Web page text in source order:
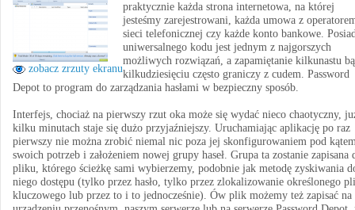
zobacz zrzuty ekranu
praktycznie każda strona internetowa, na której
jesteśmy zarejestrowani, każda umowa z
sieci telefonicznej czy każde konto bankowe.
uniwersalnego kodu jest jednym z najgorszych
możliwych rozwiązań, a zapamiętanie kilkunastu
kilkudziesięciu często graniczy z cudem. Password
Depot to program do zarządzania hasłami w bezpieczny sposób.
Interfejs, chociaż na pierwszy rzut oka może się wydać nieco chaotyczny,
kilku minutach staje się dużo przyjaźniejszy. Uruchamiając aplikację po raz
pierwszy nie można zrobić niemal nic poza jej skonfigurowaniem pod
swoich potrzeb i założeniem nowej grupy haseł. Grupa ta zostanie zapisana
pliku, którego ścieżkę sami wybierzemy, podobnie jak metodę zyskiwania
niego dostępu (tylko przez hasło, tylko przez zlokalizowanie określonego
kluczowego lub przez to i to jednocześnie). Ów plik możemy też zapisać na